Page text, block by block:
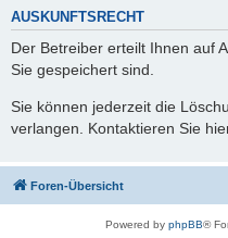
AUSKUNFTSRECHT
Der Betreiber erteilt Ihnen auf
Sie gespeichert sind.
Sie können jederzeit die
verlangen. Kontaktieren Sie
Foren-Übersicht
Powered by phpBB®